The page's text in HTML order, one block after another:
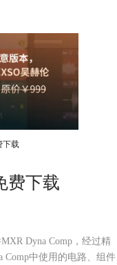
下载
费下载
Dyna Comp，经过精
Comp中使用的电路、 组件